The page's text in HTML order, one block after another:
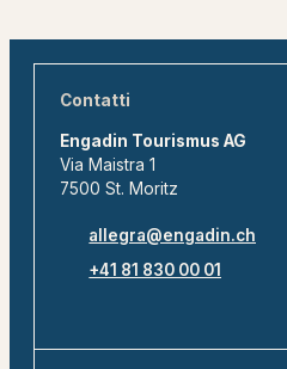
Contatti
Engadin Tourismus AG
Via Maistra 1
7500 St. Moritz
allegra@engadin.ch
+41 81 830 00 01